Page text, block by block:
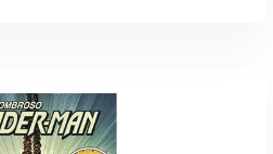
AL CARRITO